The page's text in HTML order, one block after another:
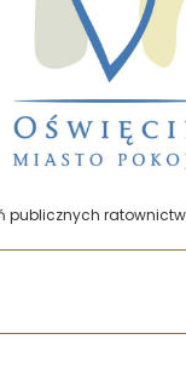
publicznych